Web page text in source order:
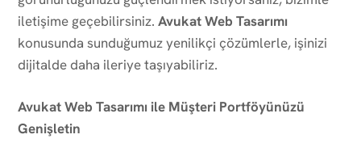
iletişime geçebilirsiniz. Avukat Web Tasarımı
konusunda sunduğumuz yenilikçi çözümlerle, işinizi
dijitalde daha ileriye taşıyabiliriz.
Avukat Web Tasarımı ile Müşteri Portföyünüzü
Genişletin